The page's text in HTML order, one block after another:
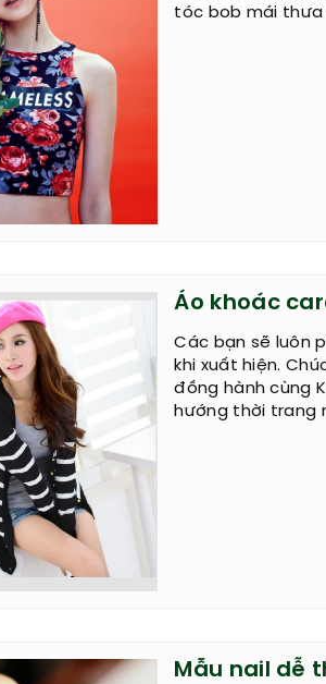
tóc bob mái thưa
Áo khoác
Các bạn sẽ luôn
khi xuất hiện.
đồng hành cùng
hướng thời trang
Mẫu nail dễ